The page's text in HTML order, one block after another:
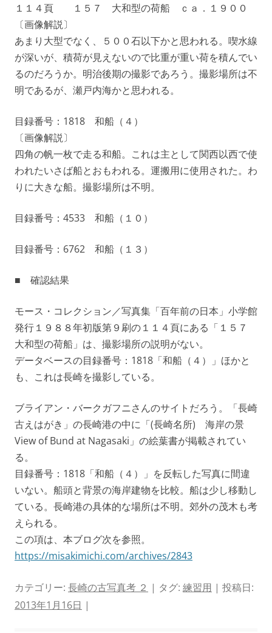
１１４頁 １５７ 大和型の荷船 ｃａ．１９００
〔画像解説〕
あまり大型でなく、５００石以下かと思われる。喫水線
が深いが、積荷が見えないので比重が重い荷を積んでい
るのだろうか。明治後期の撮影であろう。撮影場所は不
明であるが、瀬戸内海かと思われる。
目録番号：1818 和船（４）
〔画像解説〕
四角の帆一枚で走る和船。これは主として関西以西で使
われたいさば船とおもわれる。運搬用に使用された。わ
りに大きな船。撮影場所は不明。
目録番号：4533 和船（１０）
目録番号：6762 和船（１３）
■ 確認結果
モース・コレクション／写真集「百年前の日本」小学館
発行１９８８年初版第９刷の１１４頁にある「１５７
大和型の荷船」は、撮影場所の説明がない。
データベースの目録番号：1818「和船（４）」ほかと
も、これは長崎を撮影している。
ブライアン・バークガフニさんのサイトだろう。「長崎
古えはがき」の長崎港の中に「(長崎名所) 海岸の景
View of Bund at Nagasaki」の絵葉書が掲載されてい
る。
目録番号：1818「和船（４）」を反転した写真に間違
いない。船頭と背景の海岸建物を比較。船は少し移動し
ている。長崎港の具体的な場所は不明。郊外の茂木も考
えられる。
この項は、本ブログ次を参照。
https://misakimichi.com/archives/2843
カテゴリー: 長崎の古写真考 ２ | タグ: 練習用 | 投稿日:
2013年1月16日 |